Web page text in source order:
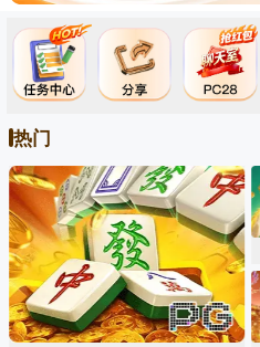
麻将胡了
先点击，再“添